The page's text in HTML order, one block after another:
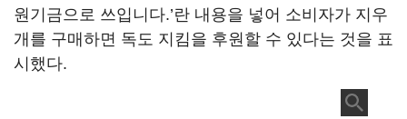
원기금으로 쓰입니다.’란 내용을 넣어 소비자가 지우
개를 구매하면 독도 지킴을 후원할 수 있다는 것을 표
시했다.